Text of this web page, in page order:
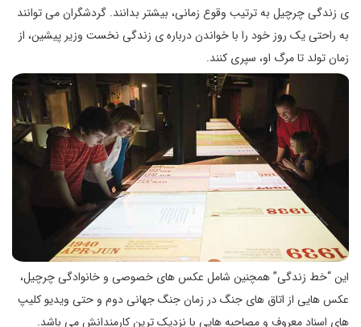
ی زندگی چرچیل به ترتیب وقوع زمانی، بیشتر بدانند. گردشگران می توانند
به راحتی یک روز خود را با خواندن درباره ی زندگی نخست وزیر پیشین، از
زمان تولد تا مرگ او، سپری کنند.
این “خط زندگی” همچنین شامل عکس های خصوصی و خانوادگی چرچیل،
عکس هایی از اتاق های جنگ در زمان جنگ جهانی دوم و حتی ویدیو کلیپ
های اسناد معروف و مصاحبه هایی با نزدیک ترین کارمندانش می باشد.